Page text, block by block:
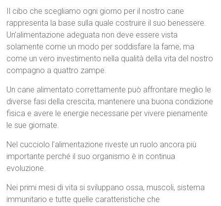
Il cibo che scegliamo ogni giorno per il nostro cane
rappresenta la base sulla quale costruire il suo benessere.
Un’alimentazione adeguata non deve essere vista
solamente come un modo per soddisfare la fame, ma
come un vero investimento nella qualità della vita del nostro
compagno a quattro zampe.
Un cane alimentato correttamente può affrontare meglio le
diverse fasi della crescita, mantenere una buona condizione
fisica e avere le energie necessarie per vivere pienamente
le sue giornate.
Nel cucciolo l’alimentazione riveste un ruolo ancora più
importante perché il suo organismo è in continua
evoluzione.
Nei primi mesi di vita si sviluppano ossa, muscoli, sistema
immunitario e tutte quelle caratteristiche che